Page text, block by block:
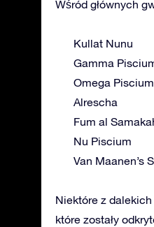
Wśród głównych
Kullat Nunu
Gamma
Omega Piscium
Alrescha
Fum al
Nu Piscium
Van Maanen’s
Niektóre z
które zostały